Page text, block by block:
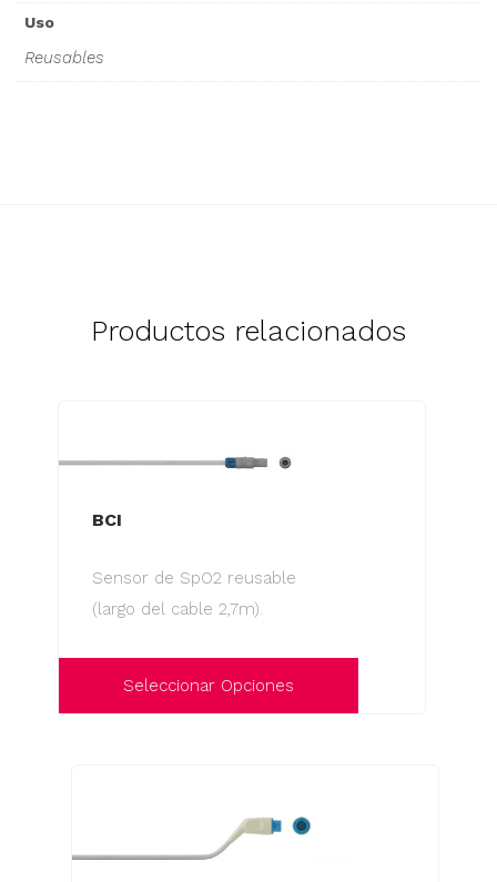
Uso
Reusables
Productos relacionados
BCI
Sensor de SpO2 reusable
(largo del cable 2,7m).
Seleccionar Opciones
variantes.